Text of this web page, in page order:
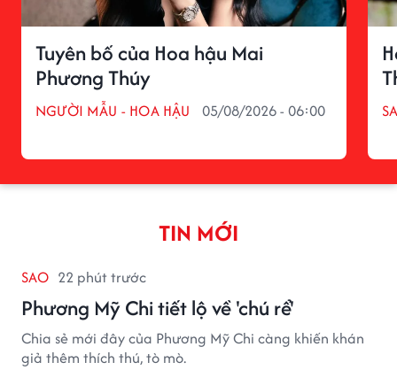
Tuyên bố của Hoa hậu Mai
Phương Thúy
NGƯỜI MẪU - HOA HẬU 05/08/2026 - 06:00
TIN MỚI
SAO 22 phút trước
Phương Mỹ Chi tiết lộ về 'chú rể'
Chia sẻ mới đây của Phương Mỹ Chi càng khiến khán
giả thêm thích thú, tò mò.